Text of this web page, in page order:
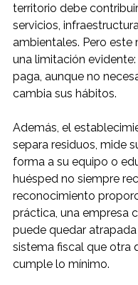
territorio debe
servicios,
ambientales. Pero este
una limitación evidente:
paga, aunque no
cambia sus hábitos.
Además, el
separa residuos, mide
forma a su equipo o
huésped no siempre
reconocimiento
práctica, una empresa
puede quedar
sistema fiscal que otra
cumple lo mínimo.